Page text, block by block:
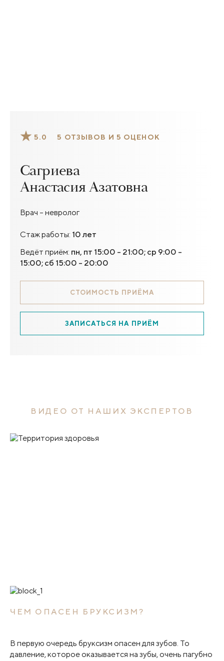
5.0 5 ОТЗЫВОВ И 5 ОЦЕНОК
Сагриева
Анастасия Азатовна
Врач – невролог
Стаж работы: 10 лет
Ведёт приём: пн, пт 15:00 - 21:00; ср 9:00 -
15:00; сб 15:00 - 20:00
СТОИМОСТЬ ПРИЁМА
ЗАПИСАТЬСЯ НА ПРИЁМ
ВИДЕО ОТ НАШИХ ЭКСПЕРТОВ
ЧЕМ ОПАСЕН БРУКСИЗМ?
В первую очередь бруксизм опасен для зубов. То
давление, которое оказывается на зубы, очень пагубно